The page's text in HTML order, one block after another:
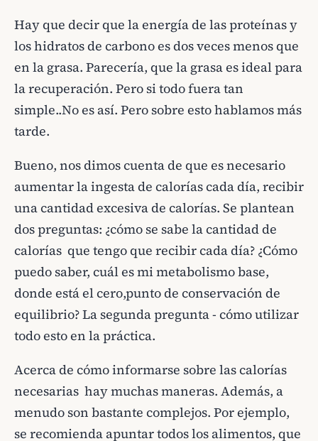
Hay que decir que la energía de las proteínas y
los hidratos de carbono es dos veces menos que
en la grasa. Parecería, que la grasa es ideal para
la recuperación. Pero si todo fuera tan
simple..No es así. Pero sobre esto hablamos más
tarde.
Bueno, nos dimos cuenta de que es necesario
aumentar la ingesta de calorías cada día, recibir
una cantidad excesiva de calorías. Se plantean
dos preguntas: ¿cómo se sabe la cantidad de
calorías que tengo que recibir cada día? ¿Cómo
puedo saber, cuál es mi metabolismo base,
donde está el cero,punto de conservación de
equilibrio? La segunda pregunta - cómo utilizar
todo esto en la práctica.
Acerca de cómo informarse sobre las calorías
necesarias hay muchas maneras. Además, a
menudo son bastante complejos. Por ejemplo,
se recomienda apuntar todos los alimentos, que